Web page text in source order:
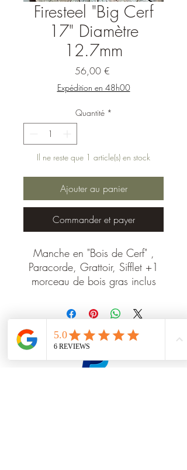
Firesteel "Big Cerf
17" Diamètre
12.7mm
56,00 €Prix
Expédition en 48h00
Quantité *
Il ne reste que 1 article(s) en stock
Ajouter au panier
Commander et payer
Manche en "Bois de Cerf" ,
Paracorde, Grattoir, Sifflet +1
morceau de bois gras inclus